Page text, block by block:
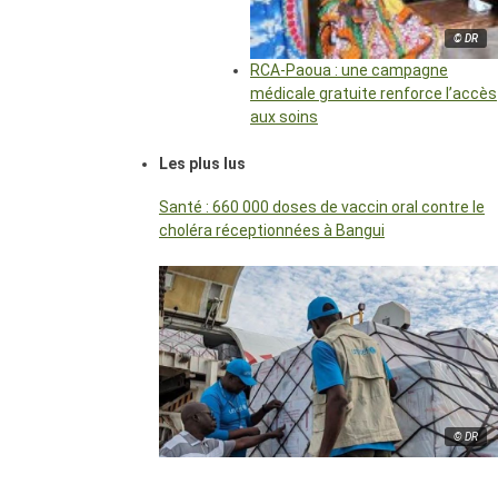
© DR
RCA-Paoua : une campagne
médicale gratuite renforce l’accès
aux soins
Les plus lus
Santé : 660 000 doses de vaccin oral contre le
choléra réceptionnées à Bangui
© DR